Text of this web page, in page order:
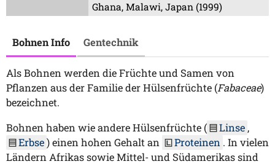
Ghana, Malawi, Japan (1999)
Bohnen Info Gentechnik
Als Bohnen werden die Früchte und Samen von
Pflanzen aus der Familie der Hülsenfrüchte (Fabaceae)
bezeichnet.
Bohnen haben wie andere Hülsenfrüchte (
Linse ,
Erbse) einen hohen Gehalt an Proteinen . In vielen
Ländern Afrikas sowie Mittel- und Südamerikas sind